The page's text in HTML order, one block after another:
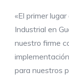
«El primer
Industrial en
nuestro firme
para nuestros